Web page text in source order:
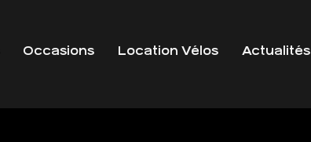
Occasions Location Vélos Actualités